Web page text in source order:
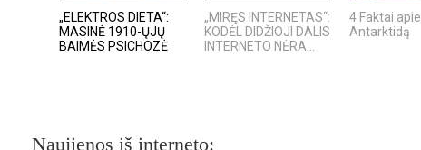
„ELEKTROS DIETA“:
MASINĖ 1910-ŲJŲ
BAIMĖS PSICHOZĖ
„MIRĘS INTERNETAS“:
KODĖL DIDŽIOJI DALIS
INTERNETO NĖRA...
4 Faktai apie
Antarktidą
Naujienos iš interneto: